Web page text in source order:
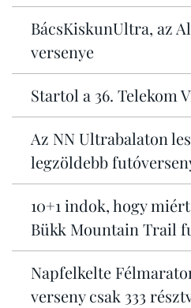
BácsKiskunUltra, az
versenye
Startol a 36. Telekom
Az NN Ultrabalaton
legzöldebb
10+1 indok, hogy
Bükk Mountain Trail
Napfelkelte
verseny csak 333